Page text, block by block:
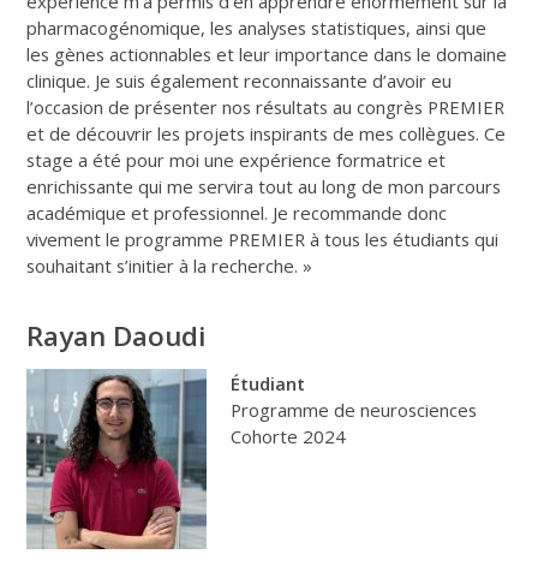
pharmacogénomique, les analyses statistiques, ainsi que
les gènes actionnables et leur importance dans le domaine
clinique. Je suis également reconnaissante d’avoir eu
l’occasion de présenter nos résultats au congrès PREMIER
et de découvrir les projets inspirants de mes collègues. Ce
stage a été pour moi une expérience formatrice et
enrichissante qui me servira tout au long de mon parcours
académique et professionnel. Je recommande donc
vivement le programme PREMIER à tous les étudiants qui
souhaitant s’initier à la recherche. »
Rayan Daoudi
Étudiant
Programme de neurosciences
Cohorte 2024